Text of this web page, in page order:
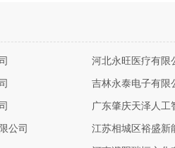
河北永旺医疗有限
吉林永泰电子有限
广东肇庆天泽人工
公司 江苏相城区裕盛新